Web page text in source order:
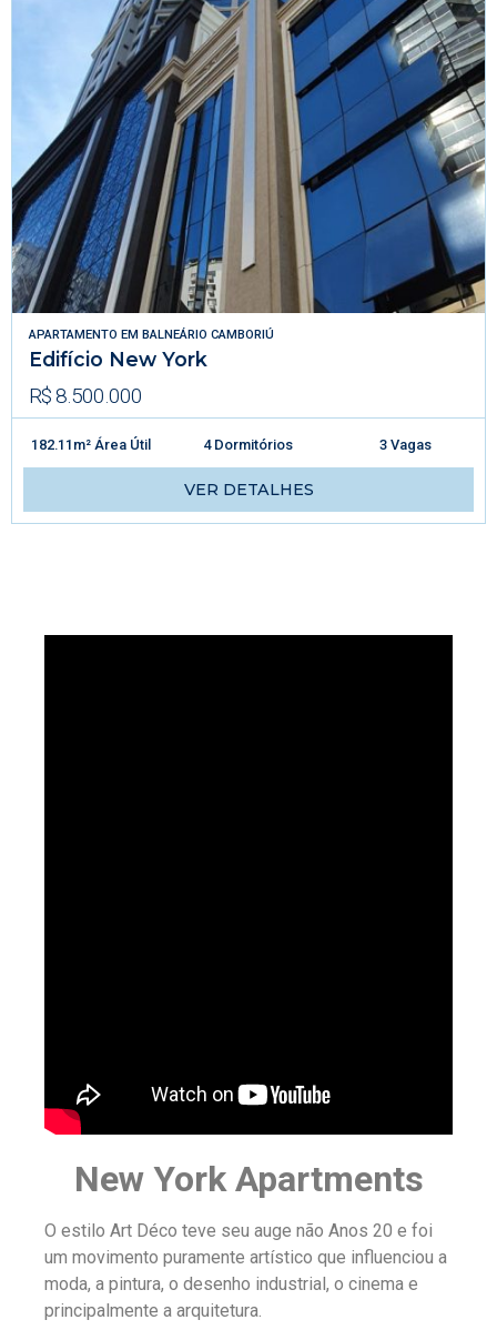
APARTAMENTO EM BALNEÁRIO CAMBORIÚ
Edifício New York
R$ 8.500.000
182.11m² Área Útil 4 Dormitórios 3 Vagas
VER DETALHES
New York Apartments
O estilo Art Déco teve seu auge não Anos 20 e foi
um movimento puramente artístico que influenciou a
moda, a pintura, o desenho industrial, o cinema e
principalmente a arquitetura.